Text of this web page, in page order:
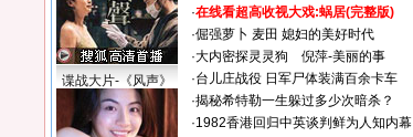
谍战大片-《风声》
·在线看超高收视大戏:蜗居(完整版)
·倔强萝卜 麦田 媳妇的美好时代
·大内密探灵灵狗
倪萍-美丽的事
·台儿庄战役 日军尸体装满百余卡车
·揭秘希特勒一生躲过多少次暗杀？
·1982香港回归中英谈判鲜为人知内幕